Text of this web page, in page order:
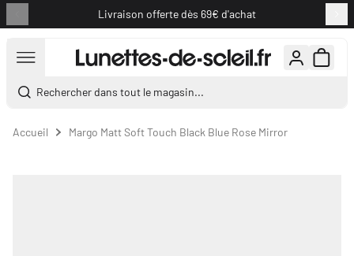
Livraison offerte dès 69€ d'achat
Rechercher dans tout le magasin...
Accueil Margo Matt Soft Touch Black Blue Rose Mirror